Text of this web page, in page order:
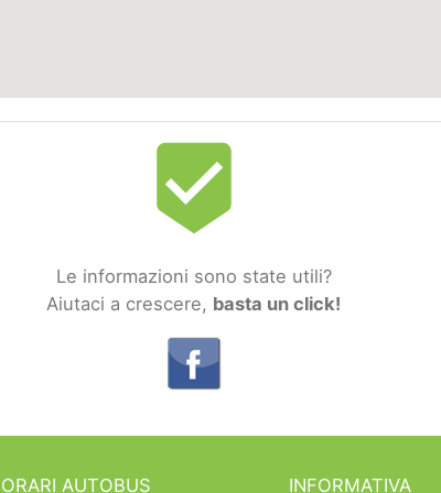
beenhere
Le informazioni sono state utili?
Aiutaci a crescere, basta un click!
ORARI AUTOBUS INFORMATIVA